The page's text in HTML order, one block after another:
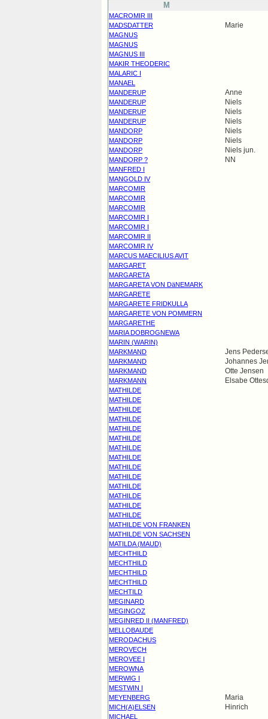
M
MACROMIR III
MADSDATTER
Marie
MAGNUS
MAGNUS
MAGNUS III
MAKIR THEODERIC
MALARIC I
MANAEL
MANDERUP
Anne
MANDERUP Niels
MANDERUP Niels
MANDERUP Niels
MANDORP Niels
MANDORP Niels
MANDORP Niels jun.
MANDORP ? NN
MANFRED I
MANGOLD IV
MARCOMIR
MARCOMIR
MARCOMIR
MARCOMIR I
MARCOMIR I
MARCOMIR II
MARCOMIR IV
MARCUS MAECILIUS AVIT
MARGARET
MARGARETA
MARGARETA VON DäNEMARK
MARGARETE
MARGARETE FRIDKULLA
MARGARETE VON POMMERN
MARGARETHE
MARIA DOBROGNEWA
MARIN (WARIN)
MARKMAND
Jens
MARKMAND Johannes
MARKMAND Otte Jensen
MARKMANN Elsabe
MATHILDE
MATHILDE
MATHILDE
MATHILDE
MATHILDE
MATHILDE
MATHILDE
MATHILDE
MATHILDE
MATHILDE
MATHILDE
MATHILDE
MATHILDE
MATHILDE
MATHILDE VON FRANKEN
MATHILDE VON SACHSEN
MATILDA (MAUD)
MECHTHILD
MECHTHILD
MECHTHILD
MECHTHILD
MECHTILD
MEGINARD
MEGINGOZ
MEGINRED II (MANFRED)
MELLOBAUDE
MERODACHUS
MEROVECH
MEROVEE I
MEROWNA
MERWIG I
MESTWIN I
MEYENBERG
Maria
MICH(A)ELSEN Hinrich
MICHAEL